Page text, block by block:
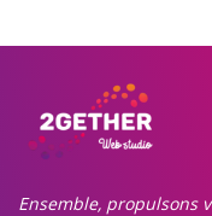
Ensemble, propulsons